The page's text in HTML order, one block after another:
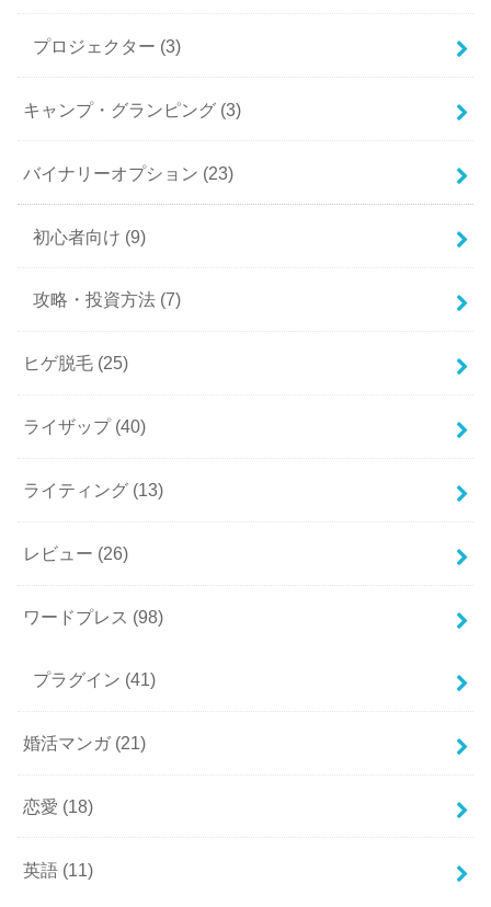
プロジェクター (3)
キャンプ・グランピング (3)
バイナリーオプション (23)
初心者向け (9)
攻略・投資方法 (7)
ヒゲ脱毛 (25)
ライザップ (40)
ライティング (13)
レビュー (26)
ワードプレス (98)
プラグイン (41)
婚活マンガ (21)
恋愛 (18)
英語 (11)